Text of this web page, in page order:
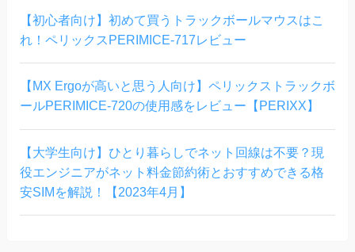
【初心者向け】初めて買うトラックボールマウスはこ
れ！ペリックスPERIMICE-717レビュー
【MX Ergoが高いと思う人向け】ペリックストラックボ
ールPERIMICE-720の使用感をレビュー【PERIXX】
【大学生向け】ひとり暮らしでネット回線は不要？現
役エンジニアがネット料金節約術とおすすめできる格
安SIMを解説！【2023年4月】